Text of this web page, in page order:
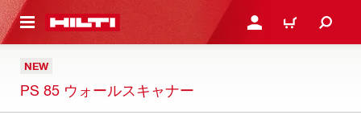
内容を表示 ログイン・新規オンライ
カート
NEW
PS 85 ウォールスキャナー